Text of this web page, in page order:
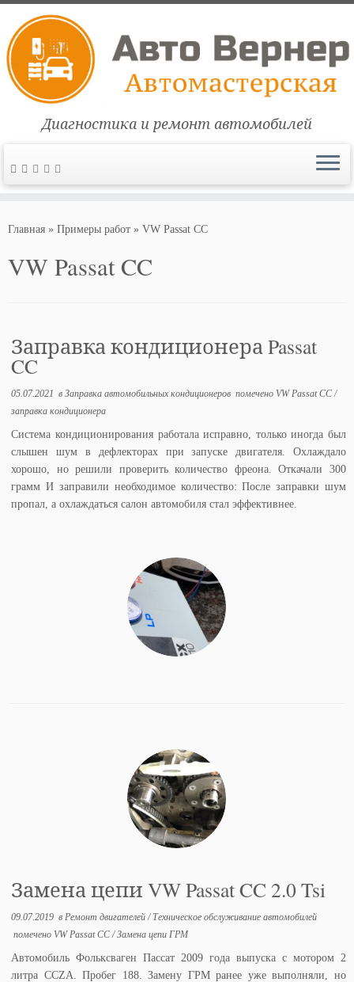
Диагностика и ремонт автомобилей
Главная » Примеры работ » VW Passat CC
VW Passat CC
Заправка кондиционера Passat
CC
05.07.2021 вЗаправка автомобильных кондиционеров помечено VW Passat CC/
заправка кондиционера
Система кондиционирования работала исправно, только иногда был
слышен шум в дефлекторах при запуске двигателя. Охлаждало
хорошо, но решили проверить количество фреона. Откачали 300
грамм И заправили необходимое количество: После заправки шум
пропал, а охлаждаться салон автомобиля стал эффективнее.
Замена цепи VW Passat CC 2.0 Tsi
09.07.2019 в Ремонт двигателей/ Техническое обслуживание автомобилей
помечено VW Passat CC/Замена цепи ГРМ
Автомобиль Фольксваген Пассат 2009 года выпуска с мотором 2
литра CCZA. Пробег 188. Замену ГРМ ранее уже выполняли, но